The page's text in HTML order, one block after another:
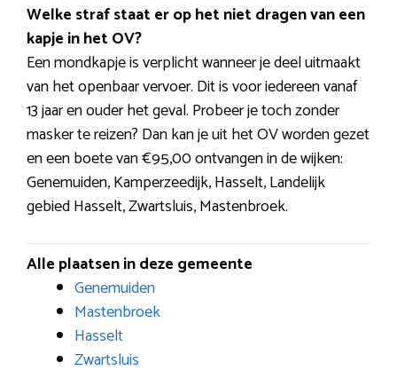
Welke straf staat er op het niet dragen van een
kapje in het OV?
Een mondkapje is verplicht wanneer je deel uitmaakt
van het openbaar vervoer. Dit is voor iedereen vanaf
13 jaar en ouder het geval. Probeer je toch zonder
masker te reizen? Dan kan je uit het OV worden gezet
en een boete van €95,00 ontvangen in de wijken:
Genemuiden, Kamperzeedijk, Hasselt, Landelijk
gebied Hasselt, Zwartsluis, Mastenbroek.
Alle plaatsen in deze gemeente
Genemuiden
Mastenbroek
Hasselt
Zwartsluis